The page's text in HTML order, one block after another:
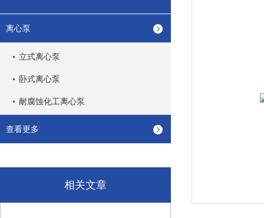
离心泵
立式离心泵
卧式离心泵
耐腐蚀化工离心泵
查看更多
相关文章